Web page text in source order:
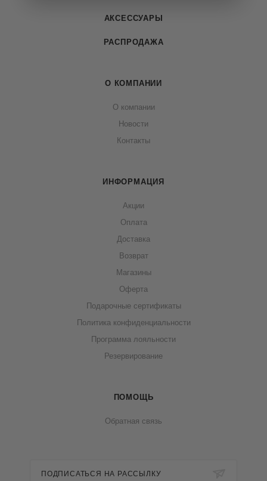
АКСЕССУАРЫ
РАСПРОДАЖА
О КОМПАНИИ
О компании
Новости
Контакты
ИНФОРМАЦИЯ
Акции
Оплата
Доставка
Возврат
Магазины
Оферта
Подарочные сертификаты
Политика конфиденциальности
Программа лояльности
Резервирование
ПОМОЩЬ
Обратная связь
ПОДПИСАТЬСЯ НА РАССЫЛКУ